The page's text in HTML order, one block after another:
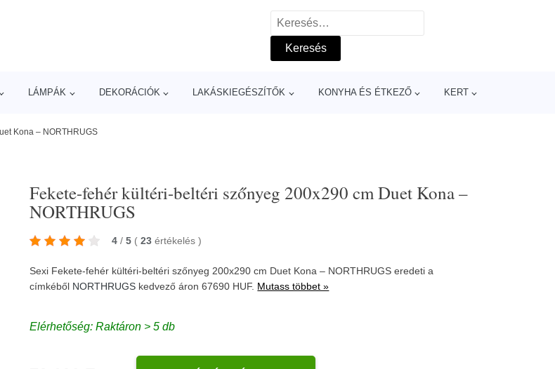
Keresés:
LÁMPÁK DEKORÁCIÓK LAKÁSKIEGÉSZÍTŐK KONYHA ÉS ÉTKEZŐ KERT
Kona – NORTHRUGS
Fekete-fehér kültéri-beltéri szőnyeg 200x290 cm Duet Kona –
NORTHRUGS
4 / 5 ( 23 értékelés)
Sexi Fekete-fehér kültéri-beltéri szőnyeg 200x290 cm Duet Kona – NORTHRUGS eredeti a
címkéből NORTHRUGS kedvező áron 67690 HUF. Mutass többet »
Elérhetőség: Raktáron > 5 db